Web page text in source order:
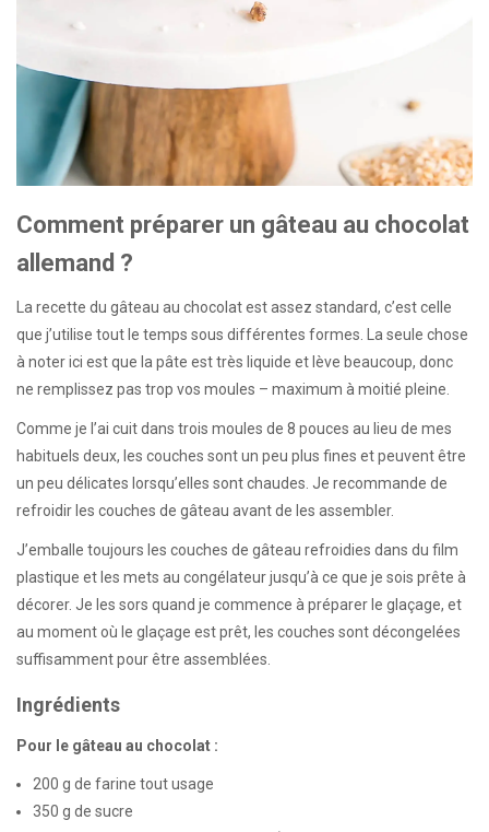
Comment préparer un gâteau au chocolat
allemand ?
La recette du gâteau au chocolat est assez standard, c’est celle
que j’utilise tout le temps sous différentes formes. La seule chose
à noter ici est que la pâte est très liquide et lève beaucoup, donc
ne remplissez pas trop vos moules – maximum à moitié pleine.
Comme je l’ai cuit dans trois moules de 8 pouces au lieu de mes
habituels deux, les couches sont un peu plus fines et peuvent être
un peu délicates lorsqu’elles sont chaudes. Je recommande de
refroidir les couches de gâteau avant de les assembler.
J’emballe toujours les couches de gâteau refroidies dans du film
plastique et les mets au congélateur jusqu’à ce que je sois prête à
décorer. Je les sors quand je commence à préparer le glaçage, et
au moment où le glaçage est prêt, les couches sont décongelées
suffisamment pour être assemblées.
Ingrédients
Pour le gâteau au chocolat :
200 g de farine tout usage
350 g de sucre